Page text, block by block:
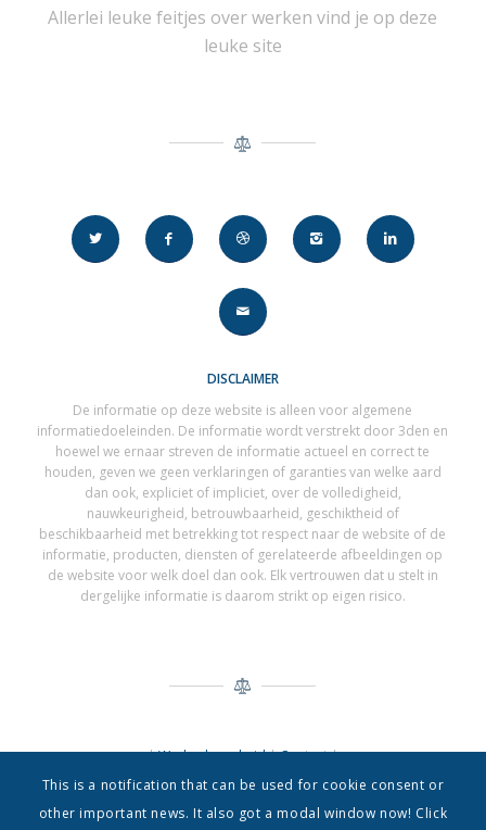
Allerlei leuke feitjes over werken vind je op deze
leuke site
DISCLAIMER
De informatie op deze website is alleen voor algemene
informatiedoeleinden. De informatie wordt verstrekt door 3den en
hoewel we ernaar streven de informatie actueel en correct te
houden, geven we geen verklaringen of garanties van welke aard
dan ook, expliciet of impliciet, over de volledigheid,
nauwkeurigheid, betrouwbaarheid, geschiktheid of
beschikbaarheid met betrekking tot respect naar de website of de
informatie, producten, diensten of gerelateerde afbeeldingen op
de website voor welk doel dan ook. Elk vertrouwen dat u stelt in
dergelijke informatie is daarom strikt op eigen risico.
|Werkgelegenheid|Contact|
This is a notification that can be used for cookie consent or
other important news. It also got a modal window now! Click